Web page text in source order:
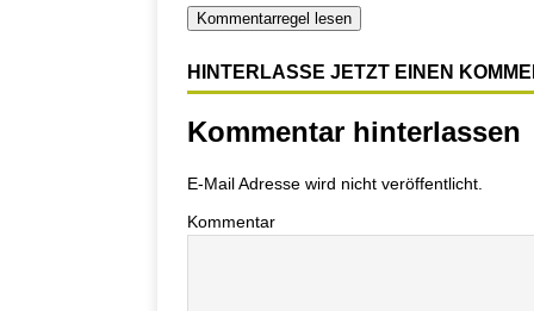
Kommentarregel lesen
HINTERLASSE JETZT EINEN
Kommentar hinterlassen
E-Mail Adresse wird nicht veröffentlicht.
Kommentar